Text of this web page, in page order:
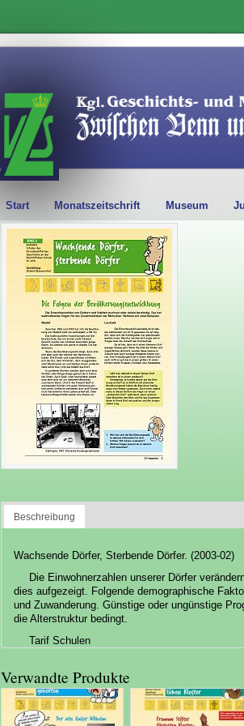
Start Monatszeitschrift Museum
Beschreibung
Wachsende Dörfer, Sterbende Dörfer. (2003-02)
Die Einwohnerzahlen unserer Dörfer
dies aufgezeigt. Folgende demographische
und Zuwanderung. Günstige oder ungünstige
die Alterstruktur bedingt.
Tarif Schulen
Verwandte Produkte